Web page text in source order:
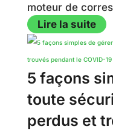
moteur de
Lire la suite
5 façons
toute
perdus et